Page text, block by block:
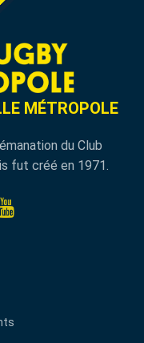
MÉTROPOLE
du Club
fut créé en 1971.